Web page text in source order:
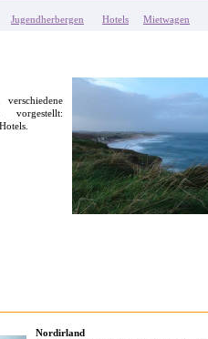
Jugendherbergen Hotels Mietwagen
Nordirland